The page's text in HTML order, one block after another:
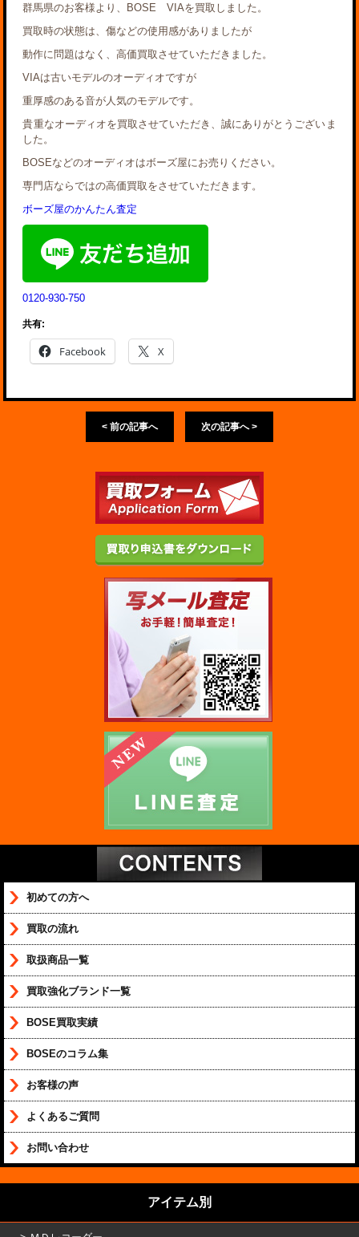
群馬県のお客様より、BOSE VIAを買取しました。
買取時の状態は、傷などの使用感がありましたが
動作に問題はなく、高価買取させていただきました。
VIAは古いモデルのオーディオですが
重厚感のある音が人気のモデルです。
貴重なオーディオを買取させていただき、誠にありがとうございま
した。
BOSEなどのオーディオはボーズ屋にお売りください。
専門店ならではの高価買取をさせていただきます。
ボーズ屋のかんたん査定
0120-930-750
共有:
Facebook X
< 前の記事へ 次の記事へ >
初めての方へ
買取の流れ
取扱商品一覧
買取強化ブランド一覧
BOSE買取実績
BOSEのコラム集
お客様の声
よくあるご質問
お問い合わせ
アイテム別